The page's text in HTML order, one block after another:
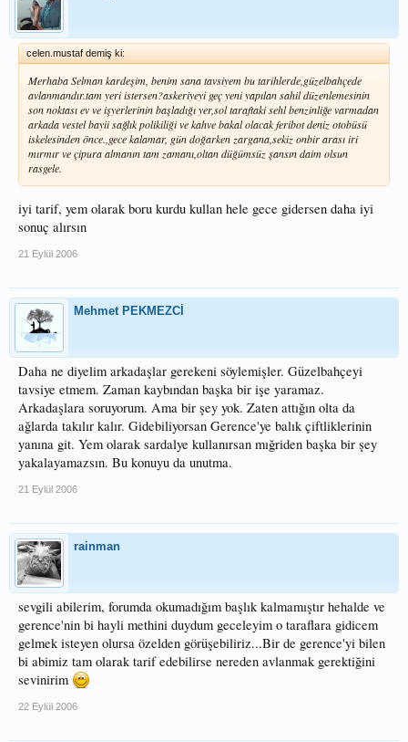
celen.mustaf demiş ki:
Merhaba Selman kardeşim, benim sana tavsiyem bu tarihlerde,güzelbahçede
avlanmandır.tam yeri istersen?askeriyeyi geç yeni yapılan sahil düzenlemesinin
son noktası ev ve işyerlerinin başladığı yer,sol taraftaki sehl benzinliğe varmadan
arkada vestel bayii sağlık polikiliği ve kahve bakal olacak feribot deniz otobüsü
iskelesinden önce.,gece kalamar, gün doğarken zargana,sekiz onbir arası iri
mırmır ve çipura almanın tam zamanı,oltan düğümsüz şansın daim olsun
rasgele.
iyi tarif, yem olarak boru kurdu kullan hele gece gidersen daha iyi
sonuç alırsın
21 Eylül 2006
Mehmet PEKMEZCİ
Daha ne diyelim arkadaşlar gerekeni söylemişler. Güzelbahçeyi
tavsiye etmem. Zaman kaybından başka bir işe yaramaz.
Arkadaşlara soruyorum. Ama bir şey yok. Zaten attığın olta da
ağlarda takılır kalır. Gidebiliyorsan Gerence'ye balık çiftliklerinin
yanına git. Yem olarak sardalye kullanırsan mığriden başka bir şey
yakalayamazsın. Bu konuyu da unutma.
21 Eylül 2006
rainman
sevgili abilerim, forumda okumadığım başlık kalmamıştır hehalde ve
gerence'nin bi hayli methini duydum geceleyim o taraflara gidicem
gelmek isteyen olursa özelden görüşebiliriz...Bir de gerence'yi bilen
bi abimiz tam olarak tarif edebilirse nereden avlanmak gerektiğini
sevinirim
22 Eylül 2006